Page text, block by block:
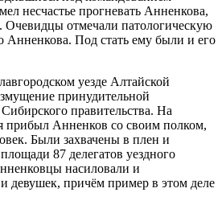
несчастье прогневать Анненкова,
Очевидцы отмечали патологическую
Анненкова. Под стать ему были и его
уезде Алтайской
принудительной
правительства. На
прибыл Анненков со своим полком,
Были захвачены в плен и
87 делегатов уездного
насиловали и
девушек, причём пример в этом деле